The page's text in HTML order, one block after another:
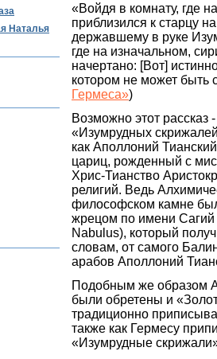
«Войдя в комнату, где
приблизился к старцу
державшему в руке
где на изначальном,
начертано: [Вот]
котором не может
Гермеса»)
Возможно этот рассказ
«Изумрудных
как Аполлоний
цариц, рожденный с
Хрис-Тианство
религий. Ведь
философском камне
жрецом по имени Сагий
Nabulus), который
словам, от самого
арабов Аполлоний
Подобным же образом
были обретены и
традиционно
также как Гермесу
«Изумрудные
Наталья